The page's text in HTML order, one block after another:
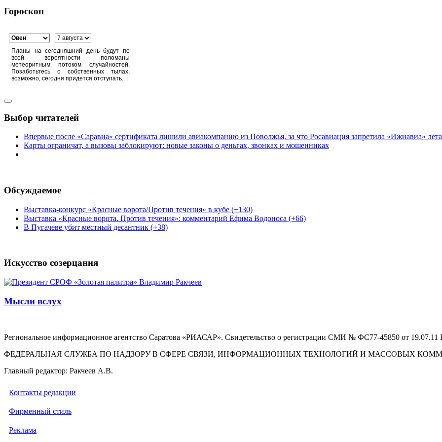
Гороскоп
Планы на сегодняшний день будут по
всей вероятности поломаны
метеоритным потоком случайностей.
Позаботьтесь о собственных тылах,
возможно, сегодня придется отступать.
Выбор читателей
Впервые после «Саравиа» сертификата лишили авиакомпанию из Поволжья, за что Росавиация запретила «Ижиавиа»
Карты ограничат, а вызовы заблокируют: новые законы о деньгах, звонках и мошенниках
Обсуждаемое
Выставка-конкурс «Красные ворота/Против течения» в кубе (+130)
Выставка «Красные ворота. Против течения»: комментарий Ефима Водоноса (+66)
В Пугачеве убит местный десантник (+38)
Искусство созерцания
Мысли вслух
Региональное информационное агентство Саратова «РИАСАР». Свидетельство о регистрации СМИ № ФС77-45850 от
ФЕДЕРАЛЬНАЯ СЛУЖБА ПО НАДЗОРУ В СФЕРЕ СВЯЗИ, ИНФОРМАЦИОННЫХ ТЕХНОЛОГИЙ И МАССОВЫХ
Главный редактор: Ракчеев А.В.
Контакты редакции
Фирменный стиль
Реклама